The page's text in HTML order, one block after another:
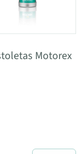
Motorex